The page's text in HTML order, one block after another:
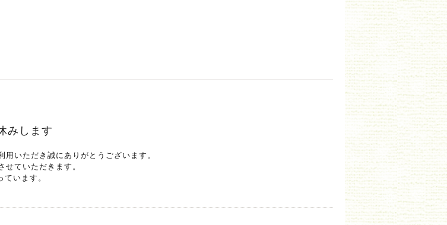
みします
用いただき誠にありがとうございます。
せていただきます。
います。